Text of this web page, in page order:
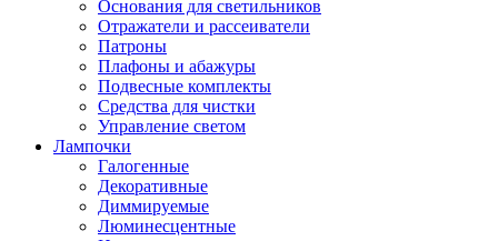
Основания для светильников
Отражатели и рассеиватели
Патроны
Плафоны и абажуры
Подвесные комплекты
Средства для чистки
Управление светом
Лампочки
Галогенные
Декоративные
Диммируемые
Люминесцентные